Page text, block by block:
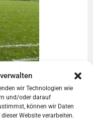
wir Technologien wie
und/oder darauf
können wir Daten
Website verarbeiten.